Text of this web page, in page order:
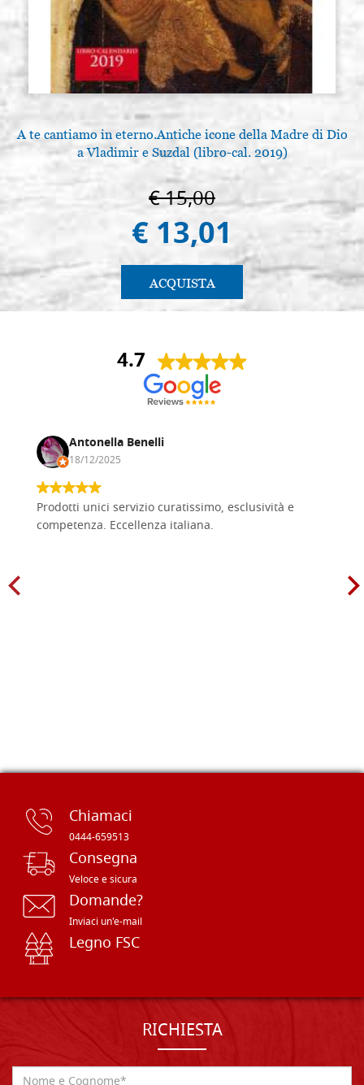
A te cantiamo in eterno.Antiche icone della Madre di Dio
a Vladimir e Suzdal (libro-cal. 2019)
€ 15,00
€ 13,01
ACQUISTA
4.7
Antonella Benelli
18/12/2025
Prodotti unici servizio curatissimo, esclusività e
competenza. Eccellenza italiana.
Chiamaci
0444-659513
Consegna
Veloce e sicura
Domande?
Inviaci un'e-mail
Legno FSC
RICHIESTA